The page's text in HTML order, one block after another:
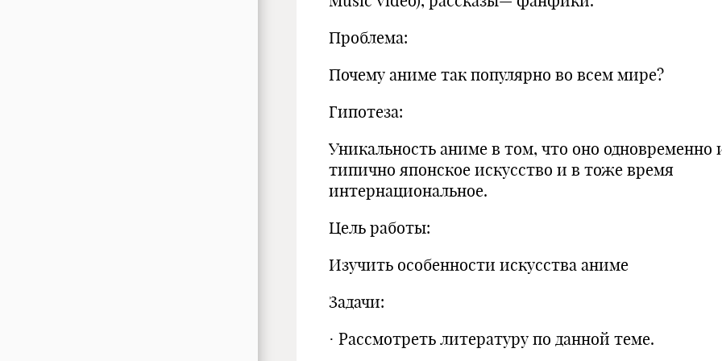
Проблема:
Почему аниме так популярно во всем мире?
Гипотеза:
Уникальность аниме в том, что оно одновременно
типично японское искусство и в тоже время
интернациональное.
Цель работы:
Изучить особенности искусства аниме
Задачи:
· Рассмотреть литературу по данной теме.